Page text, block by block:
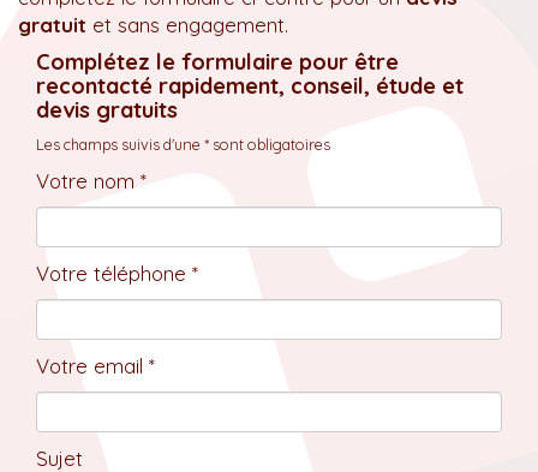
gratuit et sans engagement.
Complétez le formulaire pour être
recontacté rapidement, conseil, étude et
devis gratuits
Les champs suivis d'une * sont obligatoires
Votre nom *
Votre téléphone *
Votre email *
Sujet